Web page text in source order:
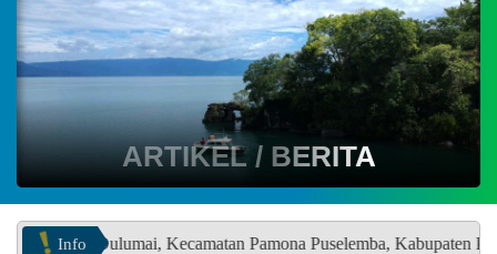
ARTIKEL / BERITA
Info
Kecamatan Pamona Puselemba, Kabupaten Poso Provinsi